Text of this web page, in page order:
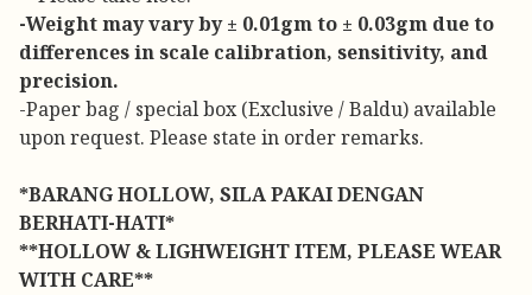
-Weight may vary by ± 0.01gm to ± 0.03gm due to
differences in scale calibration, sensitivity, and
precision.
-Paper bag / special box (Exclusive / Baldu) available
upon request. Please state in order remarks.
*BARANG HOLLOW, SILA PAKAI DENGAN
BERHATI-HATI*
**HOLLOW & LIGHWEIGHT ITEM, PLEASE WEAR
WITH CARE**